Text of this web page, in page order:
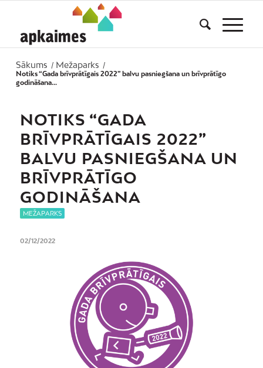
Sākums / Mežaparks
/
Notiks “Gada brīvprātīgais 2022” balvu pasniegšana un brīvprātīgo
godināšana...
NOTIKS “GADA
BRĪVPRĀTĪGAIS 2022”
BALVU PASNIEGŠANA UN
BRĪVPRĀTĪGO
GODINĀŠANA
MEŽAPARKS
02/12/2022